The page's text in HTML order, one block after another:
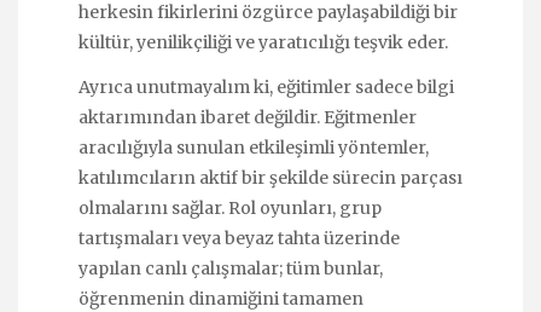
herkesin fikirlerini özgürce paylaşabildiği bir
kültür, yenilikçiliği ve yaratıcılığı teşvik eder.
Ayrıca unutmayalım ki, eğitimler sadece bilgi
aktarımından ibaret değildir. Eğitmenler
aracılığıyla sunulan etkileşimli yöntemler,
katılımcıların aktif bir şekilde sürecin parçası
olmalarını sağlar. Rol oyunları, grup
tartışmaları veya beyaz tahta üzerinde
yapılan canlı çalışmalar; tüm bunlar,
öğrenmenin dinamiğini tamamen